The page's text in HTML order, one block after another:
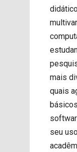
mais
quais
seu